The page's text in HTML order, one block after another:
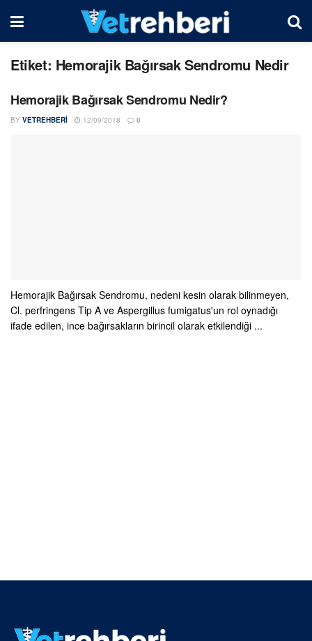
Etiket: Hemorajik Bağırsak Sendromu Nedir
Hemorajik Bağırsak Sendromu Nedir?
BY VETREHBERI 12/09/2018 0
Hemorajik Bağırsak Sendromu, nedeni kesin olarak bilinmeyen,
Cl. perfringens Tip A ve Aspergillus fumigatus'un rol oynadığı
ifade edilen, ince bağırsakların birincil olarak etkilendiği ...